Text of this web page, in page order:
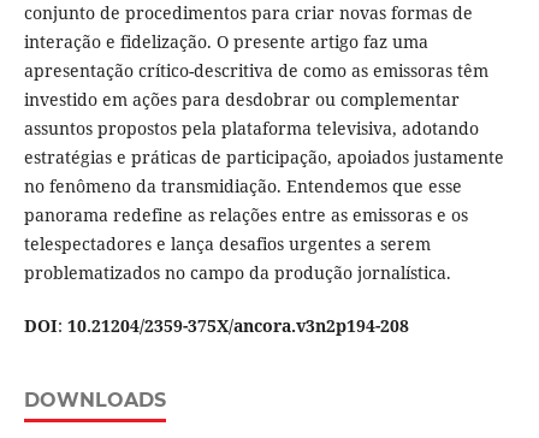
conjunto de procedimentos para criar novas formas de
interação e fidelização. O presente artigo faz uma
apresentação crítico-descritiva de como as emissoras têm
investido em ações para desdobrar ou complementar
assuntos propostos pela plataforma televisiva, adotando
estratégias e práticas de participação, apoiados justamente
no fenômeno da transmidiação. Entendemos que esse
panorama redefine as relações entre as emissoras e os
telespectadores e lança desafios urgentes a serem
problematizados no campo da produção jornalística.
DOI: 10.21204/2359-375X/ancora.v3n2p194-208
DOWNLOADS